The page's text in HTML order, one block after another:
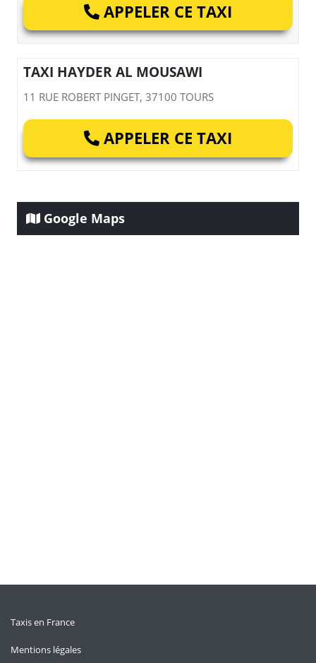
APPELER CE TAXI
TAXI HAYDER AL MOUSAWI
11 RUE ROBERT PINGET, 37100 TOURS
APPELER CE TAXI
Google Maps
Taxis en France
Mentions légales